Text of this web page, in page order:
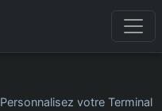
Personnalisez votre Terminal